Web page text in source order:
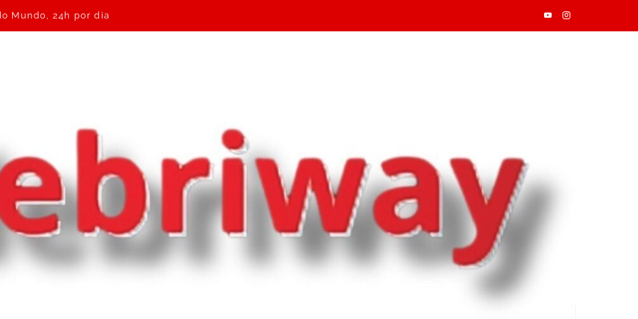
Mundo, 24h por dia